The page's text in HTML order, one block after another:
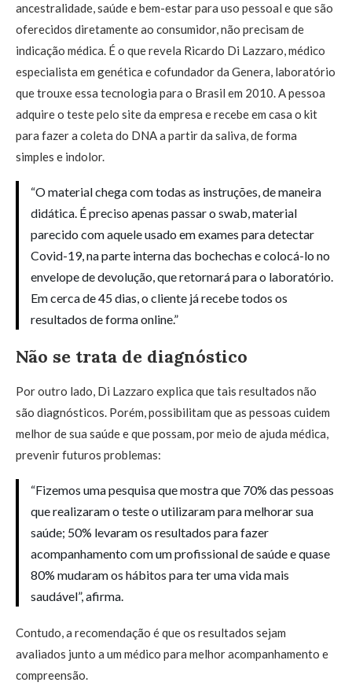
ancestralidade, saúde e bem-estar para uso pessoal e que são
oferecidos diretamente ao consumidor, não precisam de
indicação médica. É o que revela Ricardo Di Lazzaro, médico
especialista em genética e cofundador da Genera, laboratório
que trouxe essa tecnologia para o Brasil em 2010. A pessoa
adquire o teste pelo site da empresa e recebe em casa o kit
para fazer a coleta do DNA a partir da saliva, de forma
simples e indolor.
“O material chega com todas as instruções, de maneira
didática. É preciso apenas passar o swab, material
parecido com aquele usado em exames para detectar
Covid-19, na parte interna das bochechas e colocá-lo no
envelope de devolução, que retornará para o laboratório.
Em cerca de 45 dias, o cliente já recebe todos os
resultados de forma online.”
Não se trata de diagnóstico
Por outro lado, Di Lazzaro explica que tais resultados não
são diagnósticos. Porém, possibilitam que as pessoas cuidem
melhor de sua saúde e que possam, por meio de ajuda médica,
prevenir futuros problemas:
“Fizemos uma pesquisa que mostra que 70% das pessoas
que realizaram o teste o utilizaram para melhorar sua
saúde; 50% levaram os resultados para fazer
acompanhamento com um profissional de saúde e quase
80% mudaram os hábitos para ter uma vida mais
saudável”, afirma.
Contudo, a recomendação é que os resultados sejam
avaliados junto a um médico para melhor acompanhamento e
compreensão.